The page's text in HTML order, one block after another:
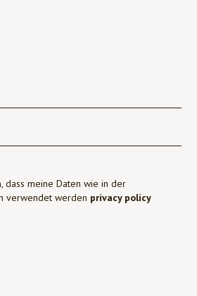
dass meine Daten wie in der
verwendet werden privacy policy